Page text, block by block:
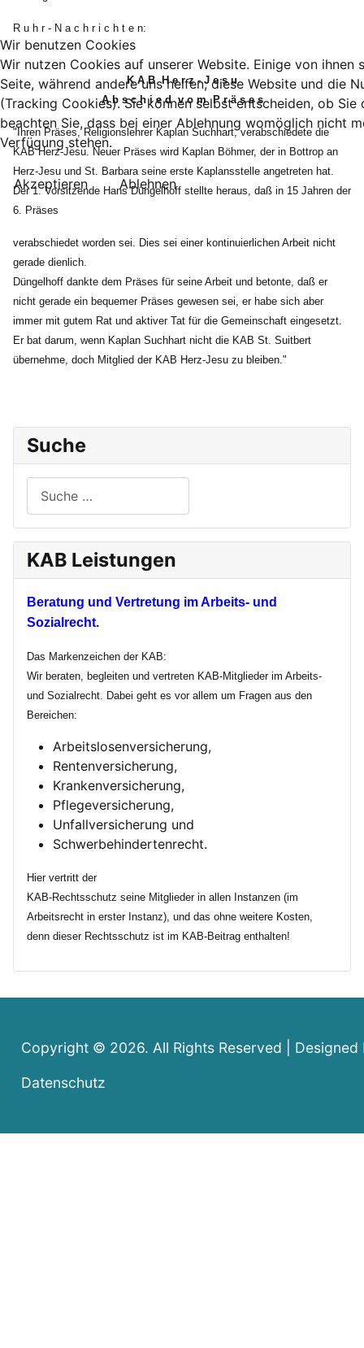
Suche
KAB Leistungen
Beratung und Vertretung im Arbeits- und
Sozialrecht.
Das Markenzeichen der KAB:
Wir beraten, begleiten und vertreten KAB-Mitglieder im Arbeits-
und Sozialrecht. Dabei geht es vor allem um Fragen aus den
Bereichen:
Arbeitslosenversicherung,
Rentenversicherung,
Krankenversicherung,
Pflegeversicherung,
Unfallversicherung und
Schwerbehindertenrecht.
Hier vertritt der
KAB-Rechtsschutz seine Mitglieder in allen Instanzen (im
Arbeitsrecht in erster Instanz), und das ohne weitere Kosten,
denn dieser Rechtsschutz ist im KAB-Beitrag enthalten!
R u h r - N a c h r i c h t e n:
K A B H e r z - J e s u
A b s c h i e d v o m P r ä s e s
"Ihren Präses, Religionslehrer Kaplan Suchhart, verabschiedete die
KAB Herz-Jesu. Neuer Präses wird Kaplan Böhmer, der in Bottrop an
Herz-Jesu und St. Barbara seine erste Kaplansstelle angetreten hat.
Der 1. Vorsitzende Hans Düngelhoff stellte heraus, daß in 15 Jahren der
6. Präses
verabschiedet worden sei. Dies sei einer kontinuierlichen Arbeit nicht
gerade dienlich.
Düngelhoff dankte dem Präses für seine Arbeit und betonte, daß er
nicht gerade ein bequemer Präses gewesen sei, er habe sich aber
immer mit gutem Rat und aktiver Tat für die Gemeinschaft eingesetzt.
Er bat darum, wenn Kaplan Suchhart nicht die KAB St. Suitbert
übernehme, doch Mitglied der KAB Herz-Jesu zu bleiben."
Copyright © 2026. All Rights Reserved |
Datenschutz
Wir benutzen Cookies
Wir nutzen Cookies auf unserer Website. Einige von ihnen
Seite, während andere uns helfen, diese Website und die
(Tracking Cookies). Sie können selbst entscheiden, ob
beachten Sie, dass bei einer Ablehnung womöglich nicht
Verfügung stehen.
Akzeptieren Ablehnen